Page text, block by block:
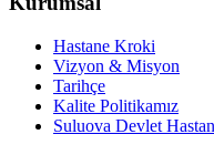
Hastane Kroki
Vizyon & Misyon
Tarihçe
Kalite Politikamız
Suluova Devlet